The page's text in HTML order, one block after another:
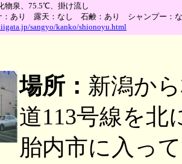
物泉、75.5℃、掛け流し
：あり 露天：なし 石鹸：あり シャンプー：
sangyo/kanko/shionoyu.html
場所： 新潟か
道113号線を北
胎内市に入っ